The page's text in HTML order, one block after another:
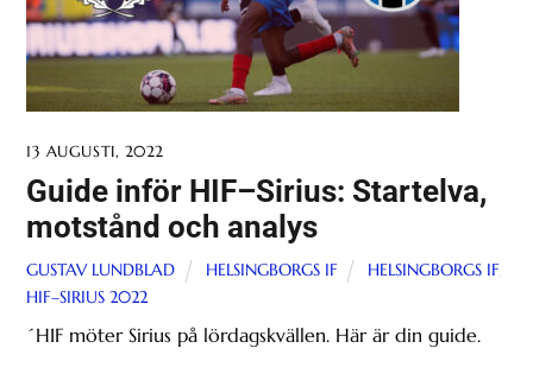
13 AUGUSTI, 2022
Guide inför HIF–Sirius: Startelva,
motstånd och analys
GUSTAV LUNDBLAD HELSINGBORGS IF HELSINGBORGS IF,
HIF–SIRIUS 2022
´HIF möter Sirius på lördagskvällen. Här är din guide.